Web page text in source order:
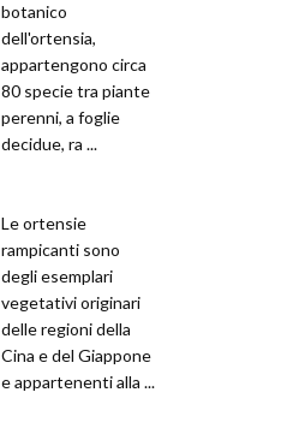
botanico
dell'ortensia,
appartengono circa
80 specie tra piante
perenni, a foglie
decidue, ra ...
Le ortensie
rampicanti sono
degli esemplari
vegetativi originari
delle regioni della
Cina e del Giappone
e appartenenti alla ...